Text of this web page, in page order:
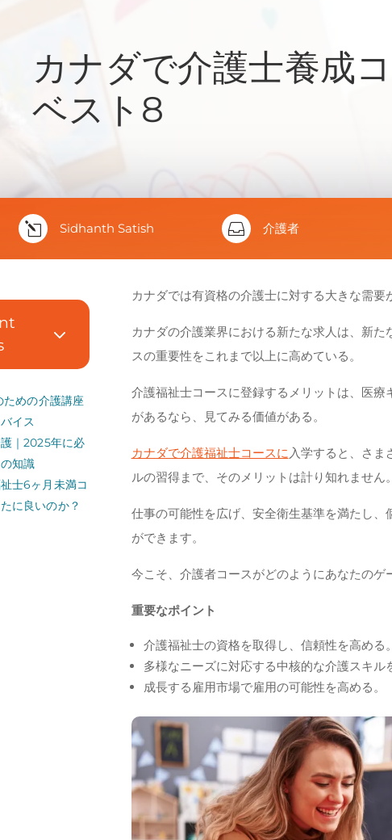
カナダで介護士養成
ベスト8
l Sidhanth Satish  介護者
3
ための介護講座
イス
｜2025年に必
知識
士6ヶ月未満コ
に良いのか？
カナダでは有資格の介護士に対する大きな需要
カナダの介護業界における新たな求人は、新
スの重要性をこれまで以上に高めている。
介護福祉士コースに登録するメリットは、医
があるなら、見てみる価値がある。
カナダで介護福祉士コースに入学すると、さま
ルの習得まで、そのメリットは計り知れません。
仕事の可能性を広げ、安全衛生基準を満たし
ができます。
今こそ、介護者コースがどのようにあなたのゲ
重要なポイント
介護福祉士の資格を取得し、信頼性を高める。
多様なニーズに対応する中核的な介護スキル
成長する雇用市場で雇用の可能性を高める。